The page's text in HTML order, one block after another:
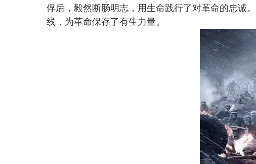
俘后，毅然断肠明志，用生命践行了对革命的忠诚
线，为革命保存了有生力量。